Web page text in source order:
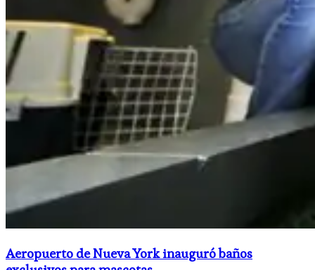
Aeropuerto de Nueva York inauguró baños